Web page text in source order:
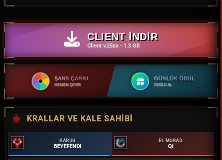
CLIENT İNDİR
Client v.25xx - 1.3 GB
ŞANS ÇARKI
HEMEN ÇEVİR
GÜNLÜK ÖDÜL
ÖDÜLÜ AL
KRALLAR VE KALE SAHIBI
KARUS
BEYEFENDI
EL MORAD
Qi